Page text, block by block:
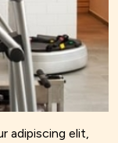
adipiscing elit,